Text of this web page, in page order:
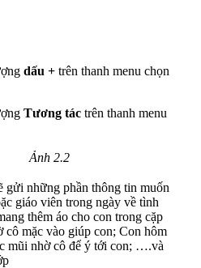
dấu + trên thanh menu chọn
Tương tác trên thanh menu
Ảnh 2.2
gửi những phần thông tin muốn
giáo viên trong ngày về tình
thêm áo cho con trong cặp
cô mặc vào giúp con; Con hôm
mũi nhờ cô để ý tới con; ….và